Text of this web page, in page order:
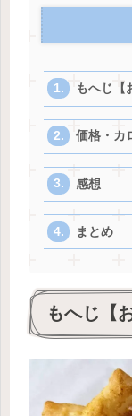
もへじ【
価格・カ
感想
まとめ
もへじ【